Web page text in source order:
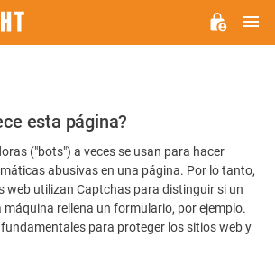
esta página?
("bots") a veces se usan para hacer
abusivas en una página. Por lo tanto,
web utilizan Captchas para distinguir si un
máquina rellena un formulario, por ejemplo.
para proteger los sitios web y